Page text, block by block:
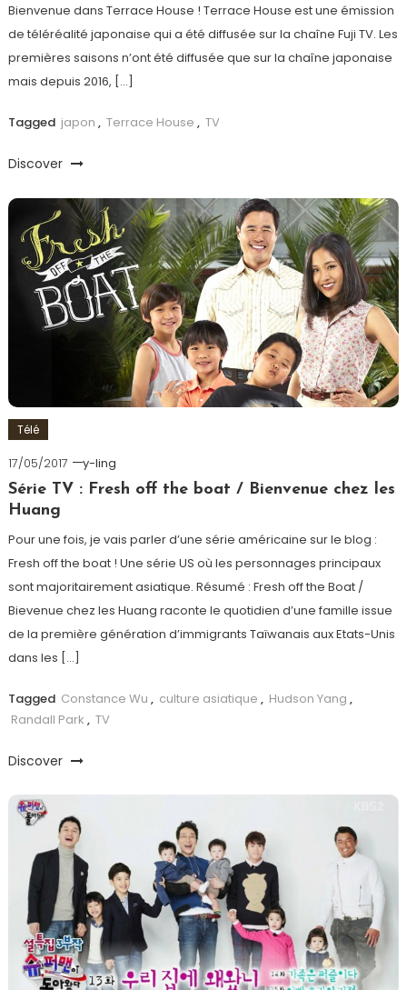
Bienvenue dans Terrace House ! Terrace House est une émission
de téléréalité japonaise qui a été diffusée sur la chaîne Fuji TV. Les
premières saisons n’ont été diffusée que sur la chaîne japonaise
mais depuis 2016, […]
Tagged japon , Terrace House , TV
Discover
Télé
17/05/2017
y-ling
Série TV : Fresh off the boat / Bienvenue chez les
Huang
Pour une fois, je vais parler d’une série américaine sur le blog :
Fresh off the boat ! Une série US où les personnages principaux
sont majoritairement asiatique. Résumé : Fresh off the Boat /
Bievenue chez les Huang raconte le quotidien d’une famille issue
de la première génération d’immigrants Taïwanais aux Etats-Unis
dans les […]
Tagged Constance Wu , culture asiatique , Hudson Yang ,
Randall Park , TV
Discover